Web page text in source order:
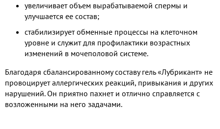
увеличивает объем вырабатываемой спермы и
улучшается ее состав;
стабилизирует обменные процессы на клеточном
уровне и служит для профилактики возрастных
изменений в мочеполовой системе.
Благодаря сбалансированному составу гель «Лубрикант» не
провоцирует аллергических реакций, привыкания и других
нарушений. Он приятно пахнет и отлично справляется с
возложенными на него задачами.